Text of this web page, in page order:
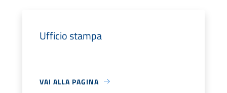
Ufficio stampa
VAI ALLA PAGINA